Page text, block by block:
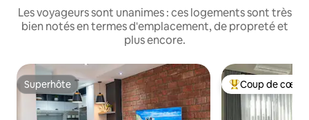
Les voyageurs sont unanimes : ces logements sont très
bien notés en termes d'emplacement, de propreté et
plus encore.
Superhôte
Superhôte Coups de cœur
Coup de cœur